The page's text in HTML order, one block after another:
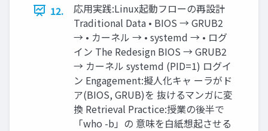
12.
応用実践:Linux起動フローの再設計
Traditional Data • BIOS → GRUB2
→ • カーネル → • systemd → • ログ
イン The Redesign BIOS → GRUB2
→ カーネル systemd (PID=1) ログイ
ン Engagement:擬人化キャ ーラがド
ア(BIOS, GRUB)を 抜けるマンガに変
換 Retrieval Practice:授業の後半で
「who -b」の 意味を白紙想起させる